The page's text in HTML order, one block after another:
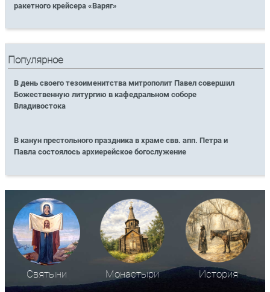
ракетного крейсера «Варяг»
Популярное
В день своего тезоименитства митрополит Павел совершил
Божественную литургию в кафедральном соборе
Владивостока
В канун престольного праздника в храме свв. апп. Петра и
Павла состоялось архиерейское богослужение
Святыни Монастыри История